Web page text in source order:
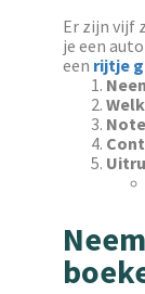
Er zijn vijf
je een
een rijtje